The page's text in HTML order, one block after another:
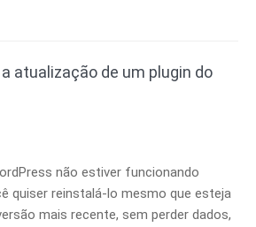
atualização de um plugin do
não estiver funcionando
quiser reinstalá-lo mesmo que esteja
mais recente, sem perder dados,